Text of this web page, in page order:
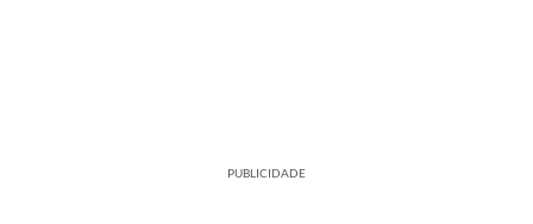
PUBLICIDADE